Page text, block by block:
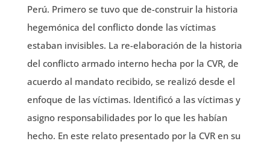
Perú. Primero se tuvo que de-construir la historia
hegemónica del conflicto donde las víctimas
estaban invisibles. La re-elaboración de la historia
del conflicto armado interno hecha por la CVR, de
acuerdo al mandato recibido, se realizó desde el
enfoque de las víctimas. Identificó a las víctimas y
asigno responsabilidades por lo que les habían
hecho. En este relato presentado por la CVR en su